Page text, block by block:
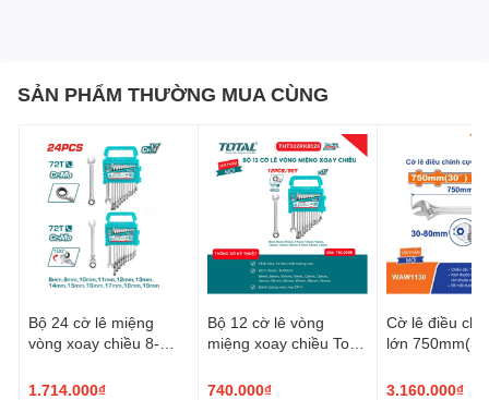
SẢN PHẨM THƯỜNG MUA CÙNG
Bộ 24 cờ lê miệng
vòng xoay chiều 8-
THT103RK246
1.714.000₫
Bộ 12 cờ lê vòng
miệng xoay chiều Total
740.000₫
Cờ lê điều
lớn
3.160.000₫